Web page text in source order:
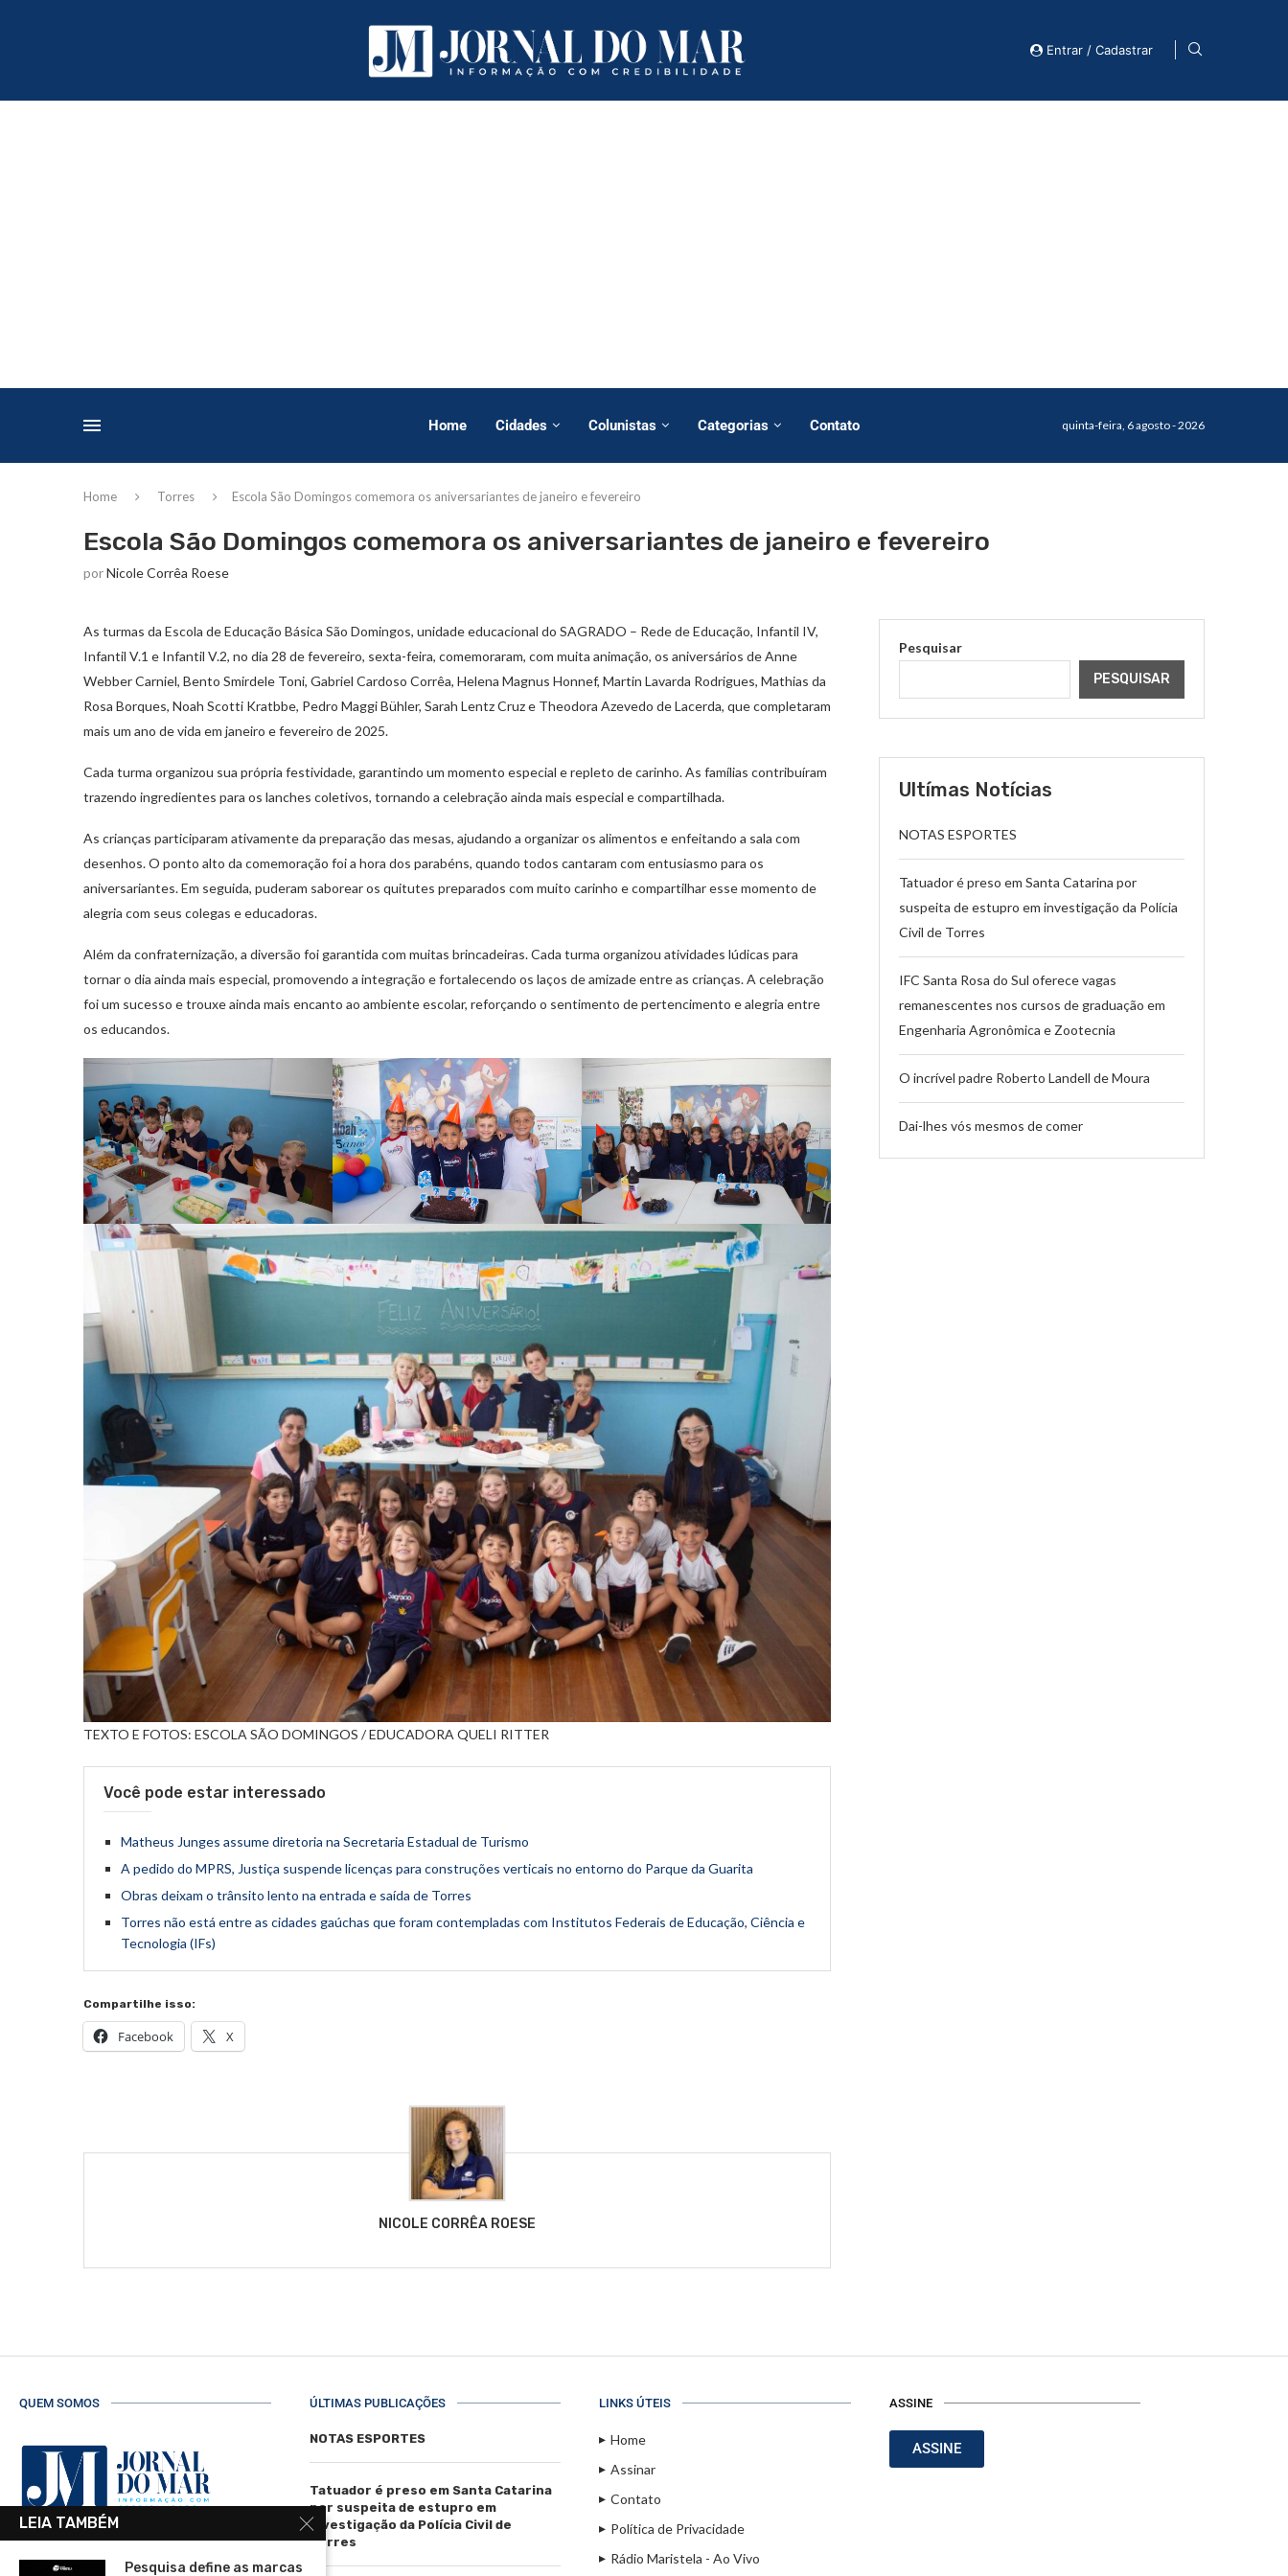
Entrar / Cadastrar
Home Cidades Colunistas Categorias Contato quinta-feira, 6 agosto - 2026
Home Torres Escola São Domingos comemora os aniversariantes de janeiro e fevereiro
Escola São Domingos comemora os aniversariantes de janeiro e fevereiro
porNicole Corrêa Roese
As turmas da Escola de Educação Básica São Domingos, unidade educacional do SAGRADO – Rede de Educação, Infantil IV,
Infantil V.1 e Infantil V.2, no dia 28 de fevereiro, sexta-feira, comemoraram, com muita animação, os aniversários de Anne
Webber Carniel, Bento Smirdele Toni, Gabriel Cardoso Corrêa, Helena Magnus Honnef, Martin Lavarda Rodrigues, Mathias da
Rosa Borques, Noah Scotti Kratbbe, Pedro Maggi Bühler, Sarah Lentz Cruz e Theodora Azevedo de Lacerda, que completaram
mais um ano de vida em janeiro e fevereiro de 2025.
Cada turma organizou sua própria festividade, garantindo um momento especial e repleto de carinho. As famílias contribuíram
trazendo ingredientes para os lanches coletivos, tornando a celebração ainda mais especial e compartilhada.
As crianças participaram ativamente da preparação das mesas, ajudando a organizar os alimentos e enfeitando a sala com
desenhos. O ponto alto da comemoração foi a hora dos parabéns, quando todos cantaram com entusiasmo para os
aniversariantes. Em seguida, puderam saborear os quitutes preparados com muito carinho e compartilhar esse momento de
alegria com seus colegas e educadoras.
Além da confraternização, a diversão foi garantida com muitas brincadeiras. Cada turma organizou atividades lúdicas para
tornar o dia ainda mais especial, promovendo a integração e fortalecendo os laços de amizade entre as crianças. A celebração
foi um sucesso e trouxe ainda mais encanto ao ambiente escolar, reforçando o sentimento de pertencimento e alegria entre
os educandos.
TEXTO E FOTOS: ESCOLA SÃO DOMINGOS / EDUCADORA QUELI RITTER
Você pode estar interessado
Matheus Junges assume diretoria na Secretaria Estadual de Turismo
A pedido do MPRS, Justiça suspende licenças para construções verticais no entorno do Parque da Guarita
Obras deixam o trânsito lento na entrada e saída de Torres
Torres não está entre as cidades gaúchas que foram contempladas com Institutos Federais de Educação, Ciência e
Tecnologia (IFs)
Compartilhe isso:
Facebook X
NICOLE CORRÊA ROESE
Pesquisar
PESQUISAR
Ultímas Notícias
NOTAS ESPORTES
Tatuador é preso em Santa Catarina por
suspeita de estupro em investigação da Polícia
Civil de Torres
IFC Santa Rosa do Sul oferece vagas
remanescentes nos cursos de graduação em
Engenharia Agronômica e Zootecnia
O incrível padre Roberto Landell de Moura
Dai-lhes vós mesmos de comer
QUEM SOMOS
Centro, Torres - RS, 95560-000
ÚLTIMAS PUBLICAÇÕES
NOTAS ESPORTES
Tatuador é preso em Santa Catarina
por suspeita de estupro em
investigação da Polícia Civil de
Torres
LINKS ÚTEIS
Home
Assinar
Contato
Política de Privacidade
Rádio Maristela - Ao Vivo
ASSINE
ASSINE
LEIA TAMBÉM
Pesquisa define as marcas